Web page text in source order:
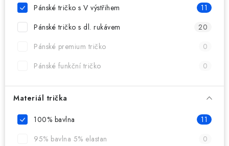
PROVIZNÍ SYSTÉM
Časté otázky
Obchodní podmínky
Zásady zpracování ochrany osobních údajů
Napište nám
Kontakty
Pánské tričko s V výstřihem
11
Pánské tričko s dl. rukávem
20
Pánské premium tričko
0
Pánské funkční tričko
0
Materiál trička
100% bavlna
11
95% bavlna 5% elastan
0